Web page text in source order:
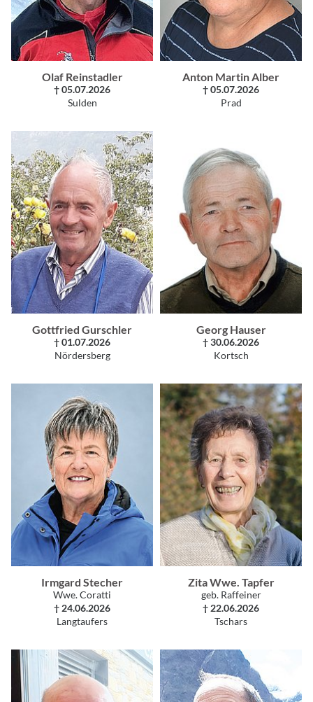
Olaf Reinstadler
† 05.07.2026
Sulden
Anton Martin Alber
† 05.07.2026
Prad
Gottfried Gurschler
† 01.07.2026
Nördersberg
Georg Hauser
† 30.06.2026
Kortsch
Irmgard Stecher
Wwe. Coratti
† 24.06.2026
Langtaufers
Zita Wwe. Tapfer
geb. Raffeiner
† 22.06.2026
Tschars